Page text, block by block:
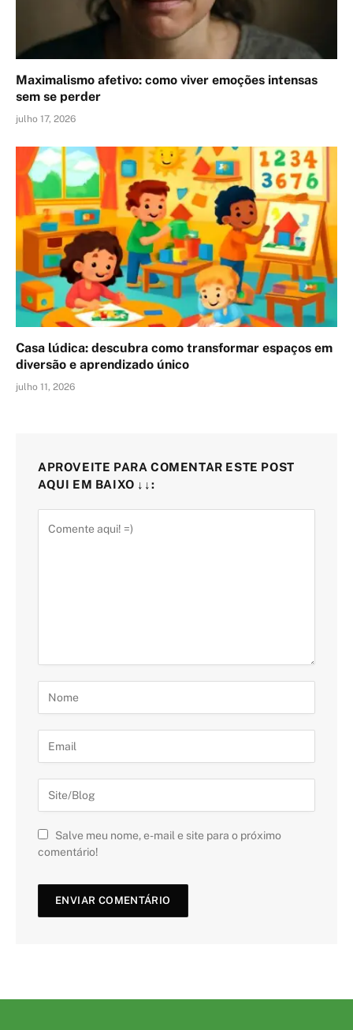
Maximalismo afetivo: como viver emoções intensas
sem se perder
julho 17, 2026
Casa lúdica: descubra como transformar espaços em
diversão e aprendizado único
julho 11, 2026
APROVEITE PARA COMENTAR ESTE POST
AQUI EM BAIXO ↓↓:
Salve meu nome, e-mail e site para o próximo
comentário!